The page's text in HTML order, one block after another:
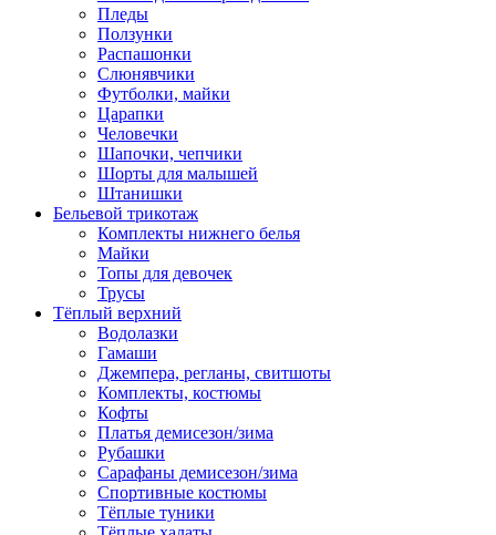
Пледы
Ползунки
Распашонки
Слюнявчики
Футболки, майки
Царапки
Человечки
Шапочки, чепчики
Шорты для малышей
Штанишки
Бельевой трикотаж
Комплекты нижнего белья
Майки
Топы для девочек
Трусы
Тёплый верхний
Водолазки
Гамаши
Джемпера, регланы, свитшоты
Комплекты, костюмы
Кофты
Платья демисезон/зима
Рубашки
Сарафаны демисезон/зима
Спортивные костюмы
Тёплые туники